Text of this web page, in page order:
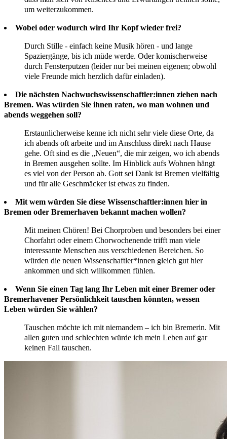
um weiterzukommen.
Wobei oder wodurch wird Ihr Kopf wieder frei?
Durch Stille - einfach keine Musik hören - und lange
Spaziergänge, bis ich müde werde. Oder komischerweise
durch Fensterputzen (leider nur bei meinen eigenen; obwohl
viele Freunde mich herzlich dafür einladen).
Die nächsten Nachwuchswissenschaftler:innen ziehen nach
Bremen. Was würden Sie ihnen raten, wo man wohnen und
abends weggehen soll?
Erstaunlicherweise kenne ich nicht sehr viele diese Orte, da
ich abends oft arbeite und im Anschluss direkt nach Hause
gehe. Oft sind es die „Neuen“, die mir zeigen, wo ich abends
in Bremen ausgehen sollte. Im Hinblick aufs Wohnen hängt
es viel von der Person ab. Gott sei Dank ist Bremen vielfältig
und für alle Geschmäcker ist etwas zu finden.
Mit wem würden Sie diese Wissenschaftler:innen hier in
Bremen oder Bremerhaven bekannt machen wollen?
Mit meinen Chören! Bei Chorproben und besonders bei einer
Chorfahrt oder einem Chorwochenende trifft man viele
interessante Menschen aus verschiedenen Bereichen. So
würden die neuen Wissenschaftler*innen gleich gut hier
ankommen und sich willkommen fühlen.
Wenn Sie einen Tag lang Ihr Leben mit einer Bremer oder
Bremerhavener Persönlichkeit tauschen könnten, wessen
Leben würden Sie wählen?
Tauschen möchte ich mit niemandem – ich bin Bremerin. Mit
allen guten und schlechten würde ich mein Leben auf gar
keinen Fall tauschen.